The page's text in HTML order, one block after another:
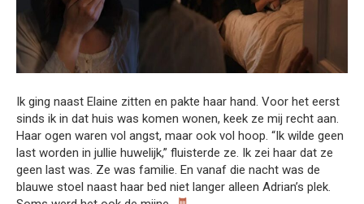
Ik ging naast Elaine zitten en pakte haar hand. Voor het eerst
sinds ik in dat huis was komen wonen, keek ze mij recht aan.
Haar ogen waren vol angst, maar ook vol hoop. “Ik wilde geen
last worden in jullie huwelijk,” fluisterde ze. Ik zei haar dat ze
geen last was. Ze was familie. En vanaf die nacht was de
blauwe stoel naast haar bed niet langer alleen Adrian’s plek.